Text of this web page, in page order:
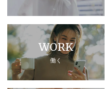
WORK
働く